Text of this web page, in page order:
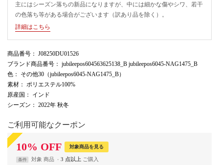
主にはシーズン落ちの新品になりますが、中には細かな傷やシワ、若干
の色落ち等がある場合がございます（訳あり品を除く）。
詳細はこちら
商品番号 ： J08250DU01526
ブランド商品番号 ： jubileepos604563625138_B jubileepos6045-NAG1475_B
色 ： その他30（jubileepos6045-NAG1475_B）
素材 ： ポリエステル100%
原産国 ： インド
シーズン ： 2022年 秋冬
ご利用可能なクーポン
10% OFF 対象商品を見る
条件 対象 商品 3 点以上